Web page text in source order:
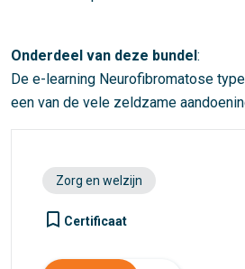
Onderdeel van deze bundel :
De e-learning Neurofibromatose
een van de vele zeldzame
Zorg en welzijn
turned_in_not Certificaat